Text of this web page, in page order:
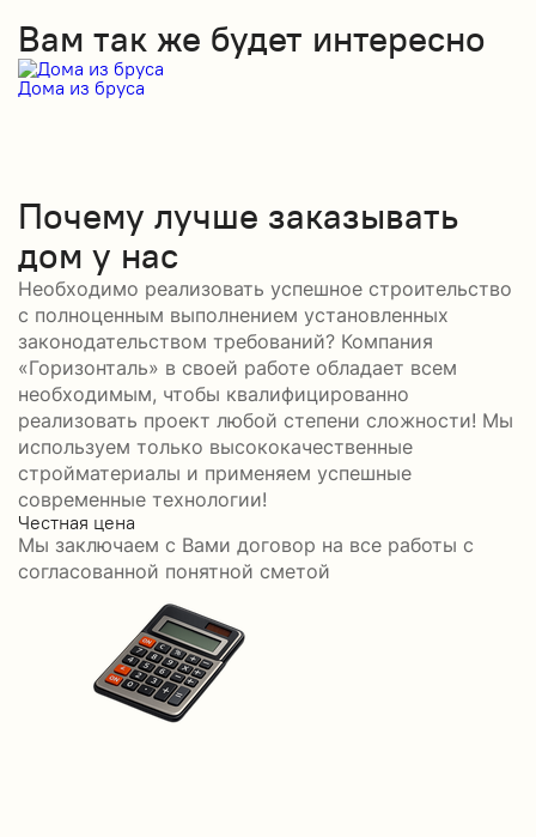
Вам так же будет интересно
Дома из бруса
Почему лучше заказывать
дом у нас
Необходимо реализовать успешное строительство
с полноценным выполнением установленных
законодательством требований? Компания
«Горизонталь» в своей работе обладает всем
необходимым, чтобы квалифицированно
реализовать проект любой степени сложности! Мы
используем только высококачественные
стройматериалы и применяем успешные
современные технологии!
Честная цена
Мы заключаем с Вами договор на все работы с
согласованной понятной сметой